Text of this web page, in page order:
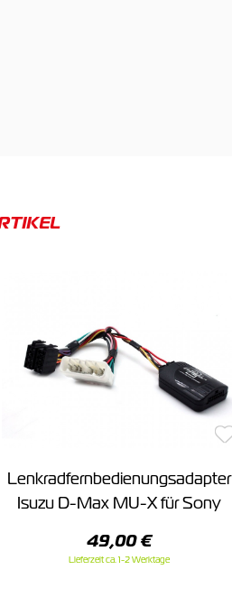
Lenkradfernbedienungsadapter
Isuzu D-Max MU-X für Sony
49,00 €
Lieferzeit ca. 1-2 Werktage